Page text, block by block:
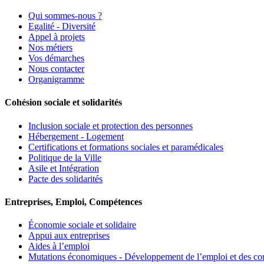
Qui sommes-nous ?
Egalité - Diversité
Appel à projets
Nos métiers
Vos démarches
Nous contacter
Organigramme
Cohésion sociale et solidarités
Inclusion sociale et protection des personnes
Hébergement - Logement
Certifications et formations sociales et paramédicales
Politique de la Ville
Asile et Intégration
Pacte des solidarités
Entreprises, Emploi, Compétences
Économie sociale et solidaire
Appui aux entreprises
Aides à l’emploi
Mutations économiques - Développement de l’emploi et des